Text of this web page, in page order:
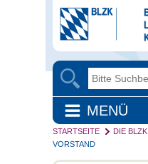
MENÜ
STARTSEITE DIE BLZK
VORSTAND